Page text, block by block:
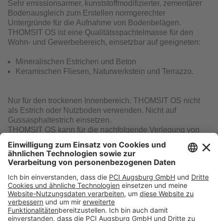
Sehr emissionsarmer, kunststoffmodifizierter, zementärer
Bodenausgleich zum Erstellen normgerechter
Untergründe für die Aufnahme von Bodenbelägen.
THOMSIT OS ist eine Qualitätsspachtelmasse für den
Wohn- und Gewerbebereich, einsetzbar auf geeigneten:
Mineralischen Estrichen und Beton
Keramischen Fliesen, Naturwerkstein und Terrazzo.
Nur für den trockenen Innenbereich. THOMSIT OS nicht
als Estrich oder Nutzboden verwenden. Nicht auf
Gussasphaltestrich einsetzen.
THOMSIT OS kann für die nachfolgende Verlegung von
mm eingesetzt werden.
Download
Folge uns auf: